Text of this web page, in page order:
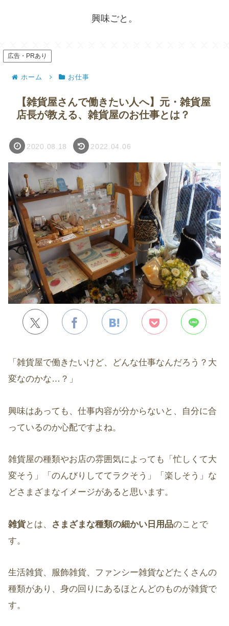
興味ごと。
広告・PRあり
ホーム お仕事
【雑貨屋さんで働きたい人へ】元・雑貨屋
店長が教える、雑貨屋のお仕事とは？
2020.08.18 2022.04.06
「雑貨屋で働きたいけど、どんな仕事なんだろう？大
変なのかな…？」
興味はあっても、仕事内容が分からないと、自分に合
っているのか心配ですよね。
雑貨屋の種類やお店の雰囲気によっても「忙しくて大
変そう」「のんびりしててラクそう」「楽しそう」な
どさまざまなイメージがあると思います。
雑貨とは、 さまざまな種類の細かい日用品のことで
す。
生活雑貨、服飾雑貨、ファンシー雑貨などたくさんの
種類があり、身の回りにあるほとんどのものが雑貨で
す。